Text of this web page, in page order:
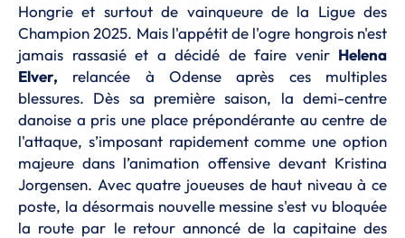
Hongrie et surtout de vainqueure de la Ligue des
Champion 2025. Mais l'appétit de l'ogre hongrois n'est
jamais rassasié et a décidé de faire venir Helena
Elver, relancée à Odense après ces multiples
blessures. Dès sa première saison, la demi-centre
danoise a pris une place prépondérante au centre de
l'attaque, s’imposant rapidement comme une option
majeure dans l’animation offensive devant Kristina
Jorgensen. Avec quatre joueuses de haut niveau à ce
poste, la désormais nouvelle messine s'est vu bloquée
la route par le retour annoncé de la capitaine des